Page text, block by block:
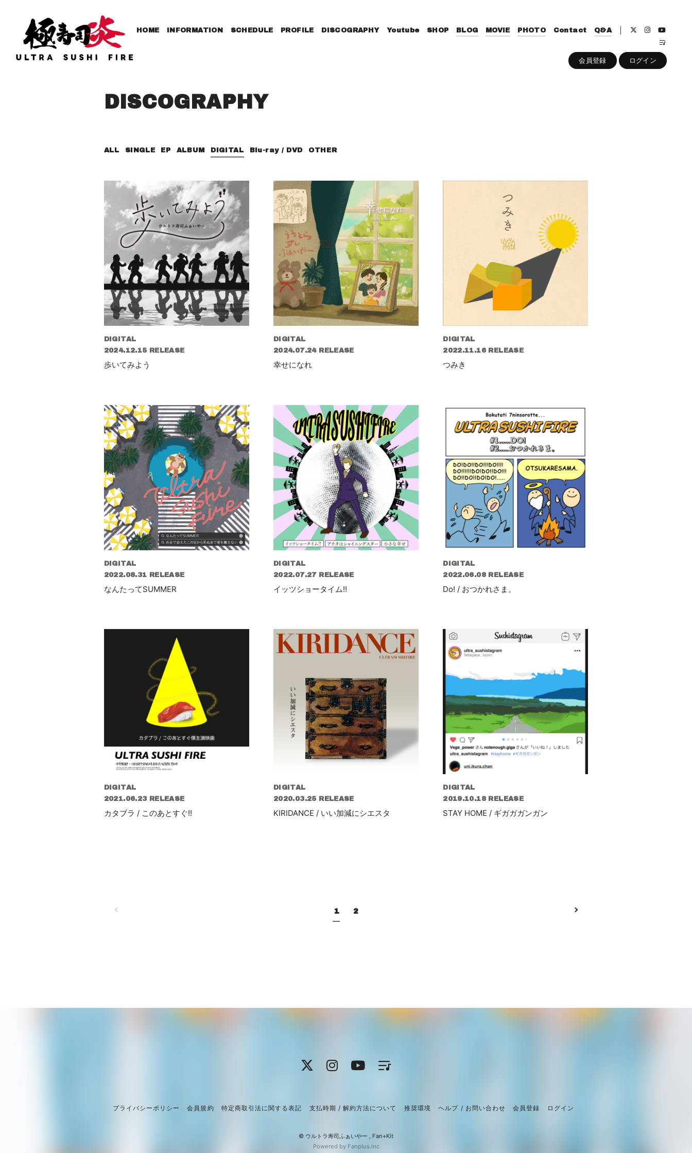
HOME INFORMATION SCHEDULE PROFILE DISCOGRAPHY Youtube SHOP BLOG MOVIE PHOTO Contact Q&A
会員登録 ログイン
DISCOGRAPHY
ALL SINGLE EP ALBUM DIGITAL Blu-ray / DVD OTHER
DIGITAL
2024.12.15 RELEASE
歩いてみよう
DIGITAL
2024.07.24 RELEASE
幸せになれ
DIGITAL
2022.11.16 RELEASE
つみき
DIGITAL
2022.08.31 RELEASE
なんたってSUMMER
DIGITAL
2022.07.27 RELEASE
イッツショータイム!!
DIGITAL
2022.06.08 RELEASE
Do! / おつかれさま。
DIGITAL
2021.06.23 RELEASE
カタブラ / このあとすぐ!!
DIGITAL
2020.03.25 RELEASE
KIRIDANCE / いい加減にシエスタ
DIGITAL
2019.10.18 RELEASE
STAY HOME / ギガガガンガン
1 2
プライバシーポリシー 会員規約 特定商取引法に関する表記 支払時期 / 解約方法について 推奨環境 ヘルプ / お問い合わせ 会員登録 ログイン
© ウルトラ寿司ふぁいやー , Fan+Kit
Powered by Fanplus.inc